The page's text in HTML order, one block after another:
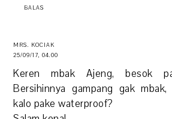
BALAS
MRS. KOCIAK
25/09/17, 04.00
Keren mbak Ajeng, besok
Bersihinnya gampang gak
kalo pake waterproof?